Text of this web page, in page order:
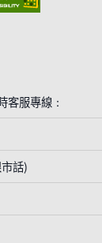
客服專線：
話)